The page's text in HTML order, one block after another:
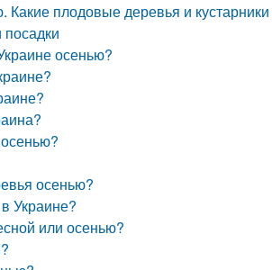
Какие плодовые деревья и
осенью?
осенью?
Украине?
или осенью?